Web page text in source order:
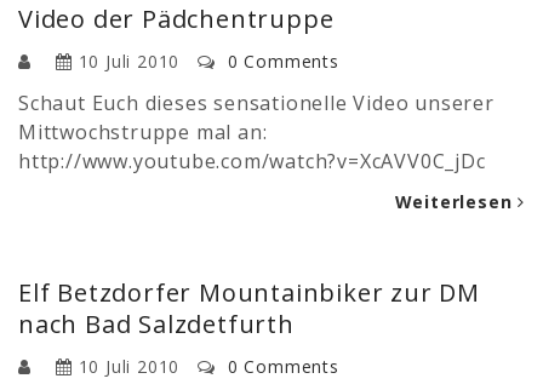
Video der Pädchentruppe
10 Juli 2010 0 Comments
Schaut Euch dieses sensationelle Video unserer
Mittwochstruppe mal an:
http://www.youtube.com/watch?v=XcAVV0C_jDc
Weiterlesen
Elf Betzdorfer Mountainbiker zur DM
nach Bad Salzdetfurth
10 Juli 2010 0 Comments